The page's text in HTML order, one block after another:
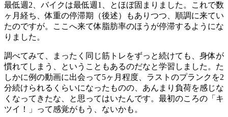
最低週2、バイクは最低週1、とほぼ固まりました。これで数
ヶ月経ち、体重の停滞期（後述）もありつつ、順調に来てい
たのですが。ここへ来て体脂肪率のほうが停滞するようにな
りました。
調べてみて、まったく同じ筋トレをずっと続けても、身体が
慣れてしまう、ということもあるのだなと学習しました。た
しかに例の動画に出会って5ヶ月程度、ラストのプランクを2
分続けられるくらいになったものの、あんまり負荷を感じな
くなってきたな、と思ってはいたんです。最初のころの「キ
ツイ！」って感覚がもう、ないかも。